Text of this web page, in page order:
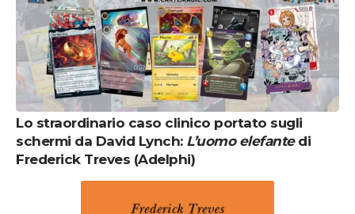
Lo straordinario caso clinico portato sugli
schermi da David Lynch: L’uomo elefantedi
Frederick Treves (Adelphi)